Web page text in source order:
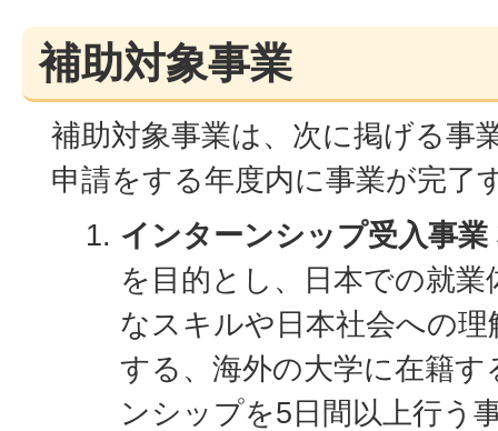
補助対象事業
補助対象事業は、次に掲げる事
申請をする年度内に事業が完了
インターンシップ受入事業
を目的とし、日本での就
なスキルや日本社会への
する、海外の大学に在籍
ンシップを5日間以上行う